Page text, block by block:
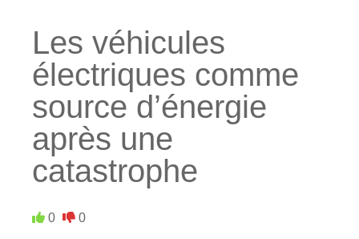
Les véhicules
électriques comme
source d’énergie
après une
catastrophe
0 0